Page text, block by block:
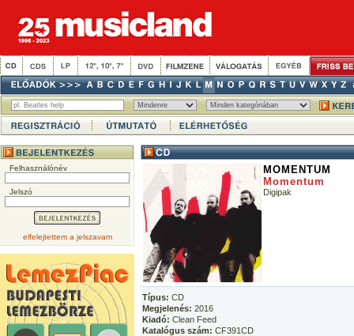
Felhasználónév
Jelszó
elfelejtettem a jelszavam
MOMENTUM
Momentum
Digipak
Típus: CD
Megjelenés: 2016
Kiadó: Clean Feed
Katalógus szám: CF391CD